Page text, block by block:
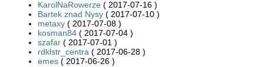
KarolNaRowerze ( 2017-07-16 )
Bartek znad Nysy ( 2017-07-10 )
metaxy ( 2017-07-08 )
kosman84 ( 2017-07-04 )
szafar ( 2017-07-01 )
rdklstr_centra ( 2017-06-28 )
emes ( 2017-06-26 )